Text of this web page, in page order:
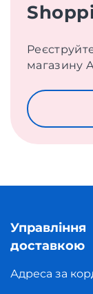
магазину
Управління
доставкою
Адреса за